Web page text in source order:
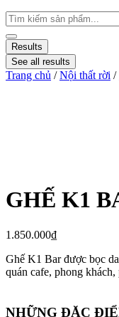
Results
See all results
Trang chủ /Nội thất rời /
GHẾ K1
1.850.000₫
Ghế K1 Bar được bọc
quán cafe, phong
NHỮNG ĐẶC